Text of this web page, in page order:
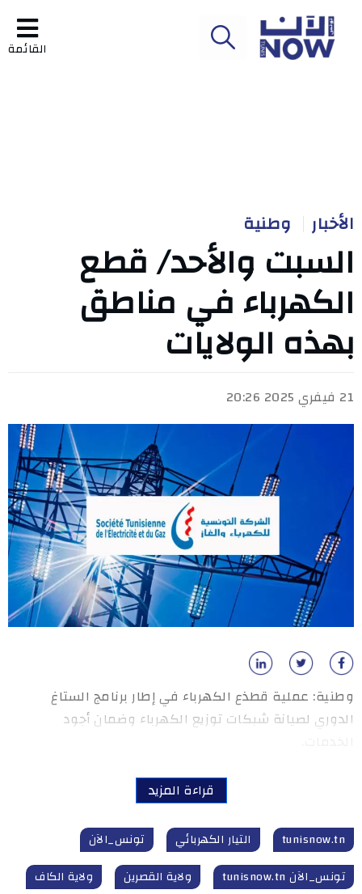
القائمة
الأخبار وطنية
السبت والأحد/ قطع
الكهرباء في مناطق
بهذه الولايات
21 فيفري 2025 20:26
وطنية: عملية قطذع الكهرباء في إطار برنامج الستاغ
الدوري لصيانة شبكات توزيع الكهرباء وضمان أجود
قراءة المزيد
tunisnow.tn التيار الكهربائي
تونس_الآن
تونس_الآن tunisnow.tn
ولاية القصرين
ولاية الكاف